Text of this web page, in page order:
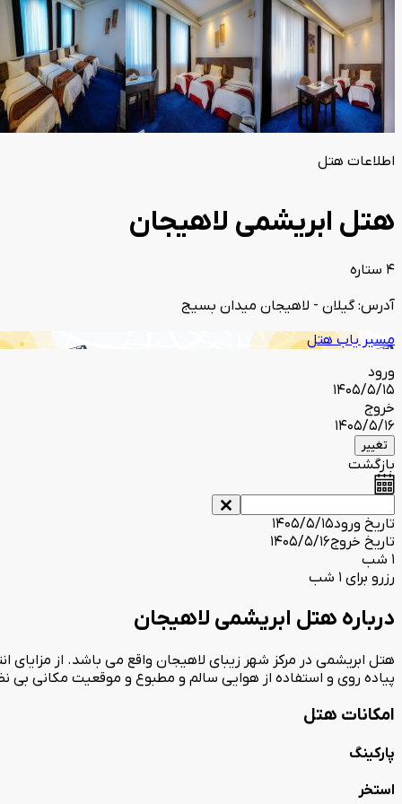
اطلاعات هتل
هتل ابریشمی لاهیجان
4 ستاره
آدرس: گیلان - لاهیجان میدان بسیج
مسیر یاب هتل
ورود
1405/5/15
خروج
1405/5/16
تغییر
بازگشت
تاریخ ورود1405/5/15
تاریخ خروج1405/5/16
1 شب
رزرو برای 1 شب
درباره هتل ابریشمی لاهیجان
هتل ابریشمی در مرکز شهر زیبای لاهیجان واقع می باشد. از
پیاده روی و استفاده از هوایی سالم و مطبوع و موقعیت مکانی بی
امکانات هتل
پارکینگ
استخر